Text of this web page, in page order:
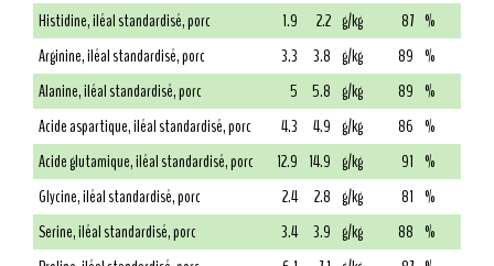
Histidine, iléal standardisé, porc
1.9 2.2 g/kg 87 %
Arginine, iléal standardisé, porc
3.3 3.8 g/kg 89 %
Alanine, iléal standardisé, porc
5 5.8 g/kg 89 %
Acide aspartique, iléal standardisé, porc
4.3 4.9 g/kg 86 %
Acide glutamique, iléal standardisé, porc
12.9 14.9 g/kg 91 %
Glycine, iléal standardisé, porc
2.4 2.8 g/kg 81 %
Serine, iléal standardisé, porc
3.4 3.9 g/kg 88 %